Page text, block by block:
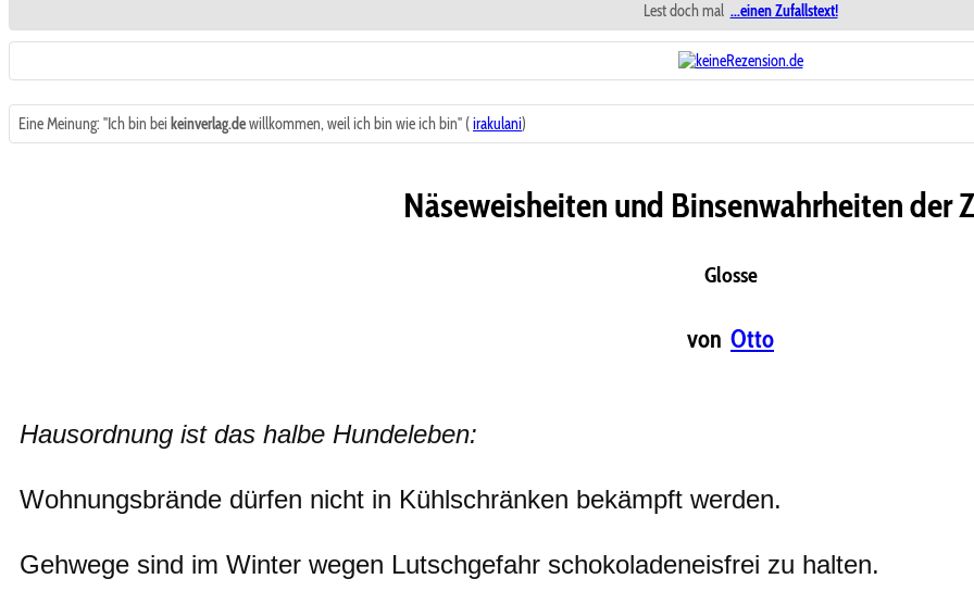
Lest doch mal ...einen Zufallstext!
Eine Meinung: "Ich bin bei keinverlag.dewillkommen, weil ich bin wie ich bin" (irakulani)
Näseweisheiten und Binsenwahrheiten der
Glosse
von Otto
Hausordnung ist das halbe Hundeleben:
Wohnungsbrände dürfen nicht in Kühlschränken bekämpft werden.
Gehwege sind im Winter wegen Lutschgefahr schokoladeneisfrei zu halten.